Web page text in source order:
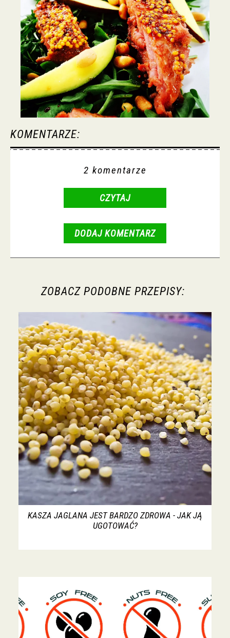
KOMENTARZE:
2 komentarze
CZYTAJ
DODAJ KOMENTARZ
ZOBACZ PODOBNE PRZEPISY:
KASZA JAGLANA JEST BARDZO ZDROWA - JAK JĄ
UGOTOWAĆ?